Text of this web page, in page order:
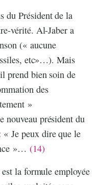
du Président de la
vérité. Al-Jaber a
(« aucune
etc»…). Mais
prend bien soin de
des
»
nouveau président du
Je peux dire que le
»… (14)
la formule employée